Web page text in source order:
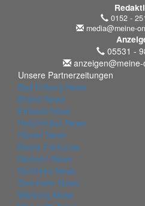
0152 -
media@meine-
05531 -
Unsere Partnerzeitungen
Bad Driburg News
Brakel News
Einbeck News
Holzminden News
Höxter News
Meine Fankurve
Nieheim News
Northeim News
Steinheim News
Warburg News